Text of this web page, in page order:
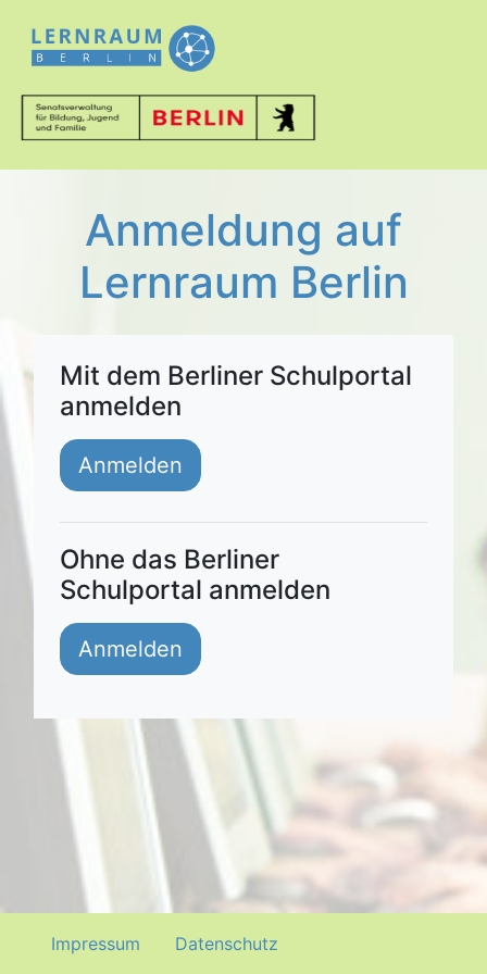
Anmeldung auf
Lernraum Berlin
Mit dem Berliner Schulportal
anmelden
Anmelden
Ohne das Berliner
Schulportal anmelden
Impressum Datenschutz